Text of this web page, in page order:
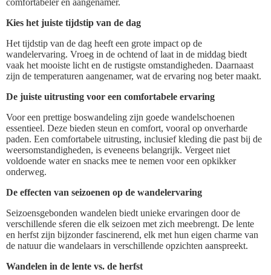
comfortabeler en aangenamer.
Kies het juiste tijdstip van de dag
Het tijdstip van de dag heeft een grote impact op de
wandelervaring. Vroeg in de ochtend of laat in de middag biedt
vaak het mooiste licht en de rustigste omstandigheden. Daarnaast
zijn de temperaturen aangenamer, wat de ervaring nog beter maakt.
De juiste uitrusting voor een comfortabele ervaring
Voor een prettige boswandeling zijn goede wandelschoenen
essentieel. Deze bieden steun en comfort, vooral op onverharde
paden. Een comfortabele uitrusting, inclusief kleding die past bij de
weersomstandigheden, is eveneens belangrijk. Vergeet niet
voldoende water en snacks mee te nemen voor een opkikker
onderweg.
De effecten van seizoenen op de wandelervaring
Seizoensgebonden wandelen biedt unieke ervaringen door de
verschillende sferen die elk seizoen met zich meebrengt. De lente
en herfst zijn bijzonder fascinerend, elk met hun eigen charme van
de natuur die wandelaars in verschillende opzichten aanspreekt.
Wandelen in de lente vs. de herfst